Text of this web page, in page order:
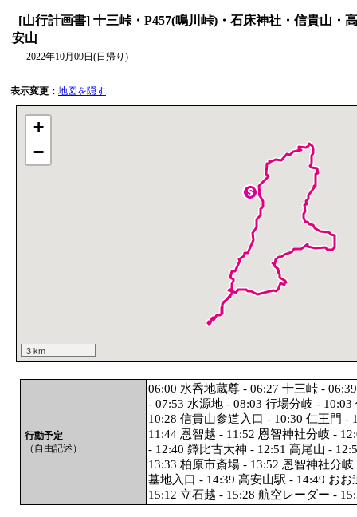
[山行計画書] 十三峠・P457(鳴川峠)・石床神社・信貴山・高
安山
2022年10月09日(日帰り)
表示変更： 地図を隠す
+
−
3 km
行動予定
（自由記述）
06:00 水呑地蔵尊 - 06:27 十三峠 -
- 07:53 水源地 - 08:03 行場分岐 -
10:28 信貴山参道入口 - 10:30 仁王門 -
11:44 恩智越 - 11:52 恩智神社分岐 -
- 12:40 鐸比古大神 - 12:51 高尾山 -
13:33 柏原市斎場 - 13:52 恩智神社分
墓地入口 - 14:39 高安山駅 - 14:49 お
15:12 立石越 - 15:28 航空レーダー -